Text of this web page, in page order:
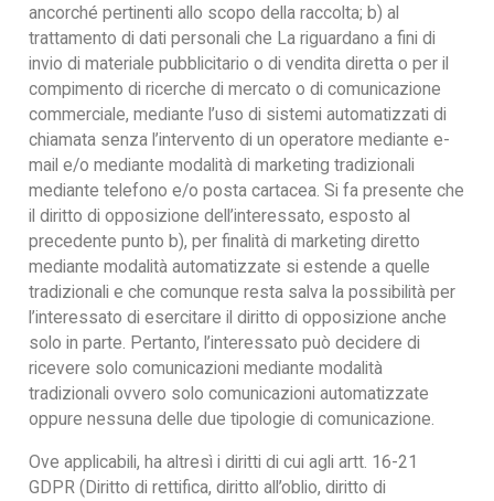
ancorché pertinenti allo scopo della raccolta; b) al
trattamento di dati personali che La riguardano a fini di
invio di materiale pubblicitario o di vendita diretta o per il
compimento di ricerche di mercato o di comunicazione
commerciale, mediante l’uso di sistemi automatizzati di
chiamata senza l’intervento di un operatore mediante e-
mail e/o mediante modalità di marketing tradizionali
mediante telefono e/o posta cartacea. Si fa presente che
il diritto di opposizione dell’interessato, esposto al
precedente punto b), per finalità di marketing diretto
mediante modalità automatizzate si estende a quelle
tradizionali e che comunque resta salva la possibilità per
l’interessato di esercitare il diritto di opposizione anche
solo in parte. Pertanto, l’interessato può decidere di
ricevere solo comunicazioni mediante modalità
tradizionali ovvero solo comunicazioni automatizzate
oppure nessuna delle due tipologie di comunicazione.
Ove applicabili, ha altresì i diritti di cui agli artt. 16-21
GDPR (Diritto di rettifica, diritto all’oblio, diritto di